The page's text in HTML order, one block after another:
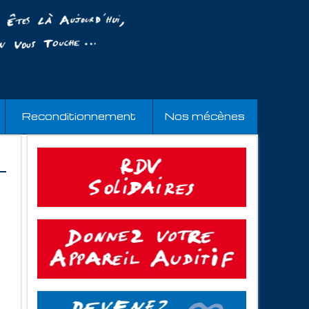
Reconditionnement Nos mécènes